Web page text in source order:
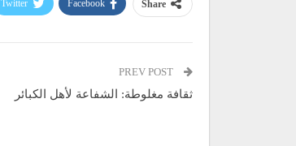
Share
Facebook
Twitter
ثقافة مغلوطة: الشفاعة لأهل الكبائر